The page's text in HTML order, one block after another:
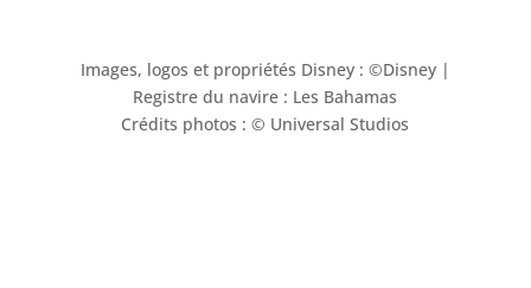
Images, logos et propriétés Disney : ©Disney |
Registre du navire : Les Bahamas
Crédits photos : © Universal Studios